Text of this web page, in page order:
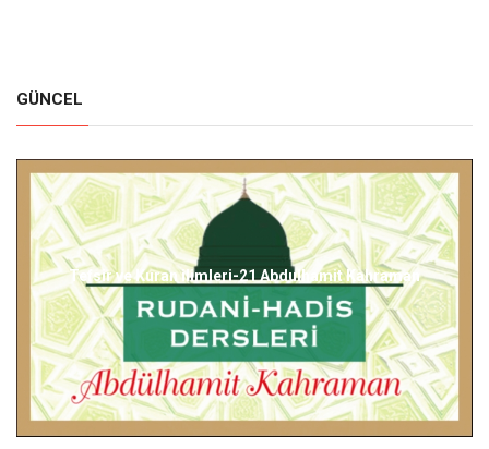
GÜNCEL
Taş...Ramazan Kayan